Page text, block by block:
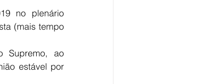
no plenário
(mais tempo
Supremo, ao
estável por